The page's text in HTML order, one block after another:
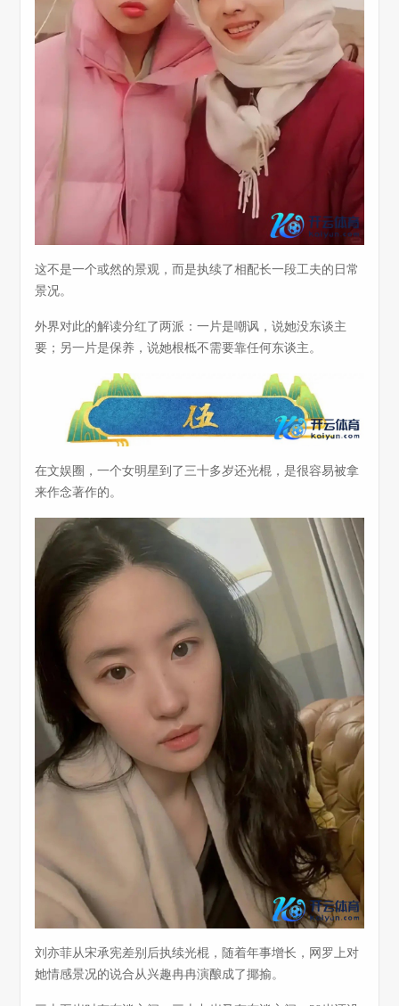
这不是一个或然的景观，而是执续了相配长一段工夫的日常
景况。
外界对此的解读分红了两派：一片是嘲讽，说她没东谈主
要；另一片是保养，说她根柢不需要靠任何东谈主。
在文娱圈，一个女明星到了三十多岁还光棍，是很容易被拿
来作念著作的。
刘亦菲从宋承宪差别后执续光棍，随着年事增长，网罗上对
她情感景况的说合从兴趣冉冉演酿成了揶揄。